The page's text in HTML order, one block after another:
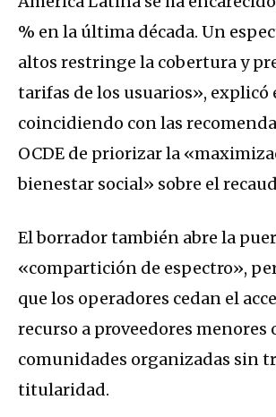
% en la última década. Un
altos restringe la cobertura y
tarifas de los usuarios», explicó
coincidiendo con las
OCDE de priorizar la
bienestar social» sobre el
El borrador también abre la
«compartición de espectro»,
que los operadores cedan el
recurso a proveedores menores
comunidades organizadas sin
titularidad.